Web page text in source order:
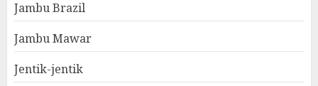
Jambu Brazil
Jambu Mawar
Jentik-jentik